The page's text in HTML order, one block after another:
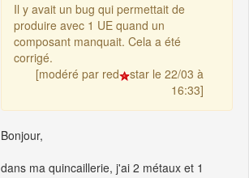
Il y avait un bug qui permettait de
produire avec 1 UE quand un
composant manquait. Cela a été
corrigé.
[modéré par red
star le 22/03 à
16:33]
Bonjour,
dans ma quincaillerie, j'ai 2 métaux et 1